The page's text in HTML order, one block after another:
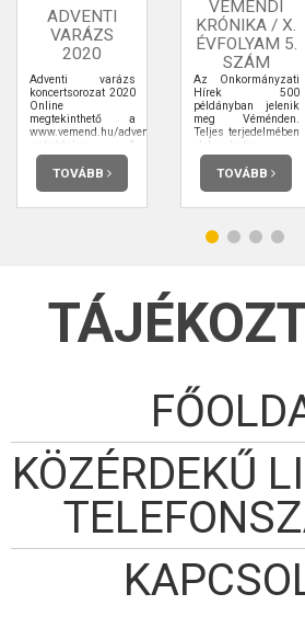
ADVENTI
VARÁZS
2020
Adventi varázs
koncertsorozat 2020
Online
megtekinthető a
www.vemend.hu/advent2020
weboldalon. A
harmadik rész
premierje:
2020.12.20. 17:00
TOVÁBB
VÉMÉNDI
KRÓNIKA / X.
ÉVFOLYAM 5.
SZÁM
Az Önkormányzati
Hírek 500
példányban jelenik
meg Véménden.
Teljes terjedelmében
elolvashatja.
TOVÁBB
KÖZÉRDEKŰ